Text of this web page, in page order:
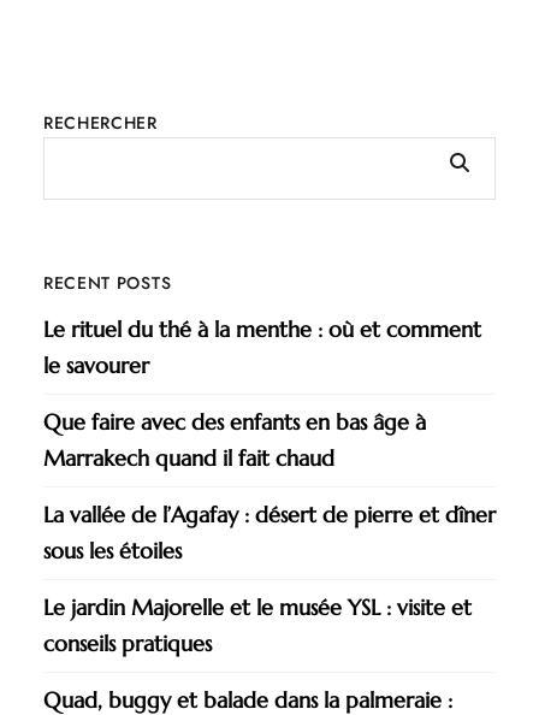
RECHERCHER
RECENT POSTS
Le rituel du thé à la menthe : où et comment
le savourer
Que faire avec des enfants en bas âge à
Marrakech quand il fait chaud
La vallée de l’Agafay : désert de pierre et dîner
sous les étoiles
Le jardin Majorelle et le musée YSL : visite et
conseils pratiques
Quad, buggy et balade dans la palmeraie :